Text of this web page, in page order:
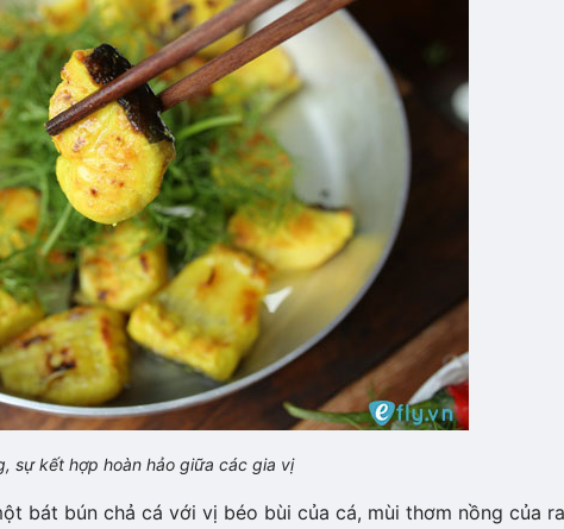
sự kết hợp hoàn hảo giữa các gia vị
bát bún chả cá với vị béo bùi của cá, mùi thơm nồng của